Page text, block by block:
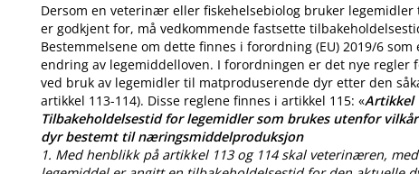
Dersom en veterinær eller fiskehelsebiolog bruker
er godkjent for, må vedkommende fastsette
Bestemmelsene om dette finnes i forordning (EU) 2019/6
endring av legemiddelloven. I forordningen er det nye
ved bruk av legemidler til matproduserende dyr etter den
artikkel 113-114). Disse reglene finnes i artikkel 115: «Artikkel
Tilbakeholdelsestid for legemidler som brukes utenfor
dyr bestemt til næringsmiddelproduksjon
1. Med henblikk på artikkel 113 og 114 skal veterinæren,